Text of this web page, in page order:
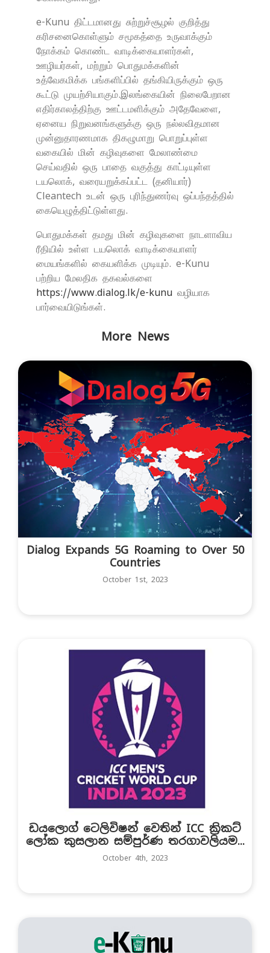
e-Kunu திட்டமானது சுற்றுச்சூழல் குறித்து
கரிசனைகொள்ளும் சமூகத்தை உருவாக்கும்
நோக்கம் கொண்ட வாடிக்கையாளர்கள்,
ஊழியர்கள், மற்றும் பொதுமக்களின்
உத்வேகமிக்க பங்களிப்பில் தங்கியிருக்கும் ஒரு
கூட்டு முயற்சியாகும்.இலங்கையின் நிலைபேறான
எதிர்காலத்திற்கு ஊட்டமளிக்கும் அதேவேளை,
ஏனைய நிறுவனங்களுக்கு ஒரு நல்லவிதமான
முன்னுதாரணமாக திகழுமாறு பொறுப்புள்ள
வகையில் மின் கழிவுகளை மேலாண்மை
செய்வதில் ஒரு பாதை வகுத்து காட்டியுள்ள
டயலொக், வரையறுக்கப்பட்ட (தனியார்)
Cleantech உடன் ஒரு புரிந்துணர்வு ஒப்பந்தத்தில்
கையெழுத்திட்டுள்ளது.
பொதுமக்கள் தமது மின் கழிவுகளை நாடளாவிய
ரீதியில் உள்ள டயலொக் வாடிக்கையாளர்
மையங்களில் கையளிக்க முடியும். e-Kunu
பற்றிய மேலதிக தகவல்களை
https://www.dialog.lk/e-kunu வழியாக
பார்வையிடுங்கள்.
More News
Dialog Expands 5G Roaming to Over 50
Countries
October 1st, 2023
ඩයලොග් ටෙලිවිෂන් වෙතින් ICC ක්‍රිකට්
ලෝක කුසලාන සම්පුර්ණ තරගාවලියම...
October 4th, 2023